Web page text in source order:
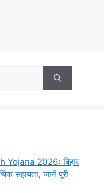
2026: बिहार
सहायता, जानें पूरी